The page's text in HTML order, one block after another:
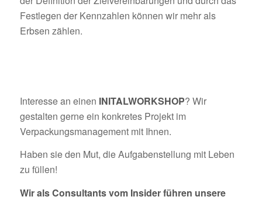
Festlegen der Kennzahlen können wir mehr als
Erbsen zählen.
Interesse an einen INITALWORKSHOP? Wir
gestalten gerne ein konkretes Projekt im
Verpackungsmanagement mit Ihnen.
Haben sie den Mut, die Aufgabenstellung mit Leben
zu füllen!
Wir als Consultants vom Insider führen unsere